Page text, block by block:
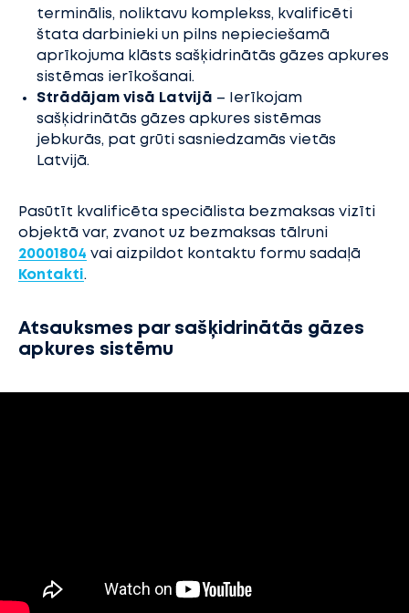
terminālis, noliktavu komplekss, kvalificēti
štata darbinieki un pilns nepieciešamā
aprīkojuma klāsts sašķidrinātās gāzes apkures
sistēmas ierīkošanai.
Strādājam visā Latvijā – Ierīkojam
sašķidrinātās gāzes apkures sistēmas
jebkurās, pat grūti sasniedzamās vietās
Latvijā.
Pasūtīt kvalificēta speciālista bezmaksas vizīti
objektā var, zvanot uz bezmaksas tālruni
20001804 vai aizpildot kontaktu formu sadaļā
Kontakti.
Atsauksmes par sašķidrinātās gāzes
apkures sistēmu